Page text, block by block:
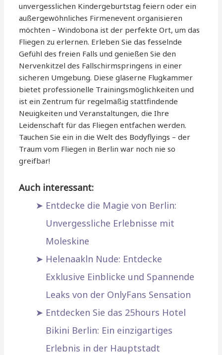
unvergesslichen Kindergeburtstag feiern oder ein
außergewöhnliches Firmenevent organisieren
möchten – Windobona ist der perfekte Ort, um das
Fliegen zu erlernen. Erleben Sie das fesselnde
Gefühl des freien Falls und genießen Sie den
Nervenkitzel des Fallschirmspringens in einer
sicheren Umgebung. Diese gläserne Flugkammer
bietet professionelle Trainingsmöglichkeiten und
ist ein Zentrum für regelmäßig stattfindende
Neuigkeiten und Veranstaltungen, die Ihre
Leidenschaft für das Fliegen entfachen werden.
Tauchen Sie ein in die Welt des Bodyflyings – der
Traum vom Fliegen in Berlin war noch nie so
greifbar!
Auch interessant:
Entdecke die Magie von Berlin:
Unvergessliche Erlebnisse mit
Moleskine
Helenaakln Nude: Entdecke
Exklusive Einblicke und Spannende
Leaks von der OnlyFans Sensation
Entdecken Sie das 25hours Hotel
Bikini Berlin: Ein einzigartiges
Erlebnis in der Hauptstadt